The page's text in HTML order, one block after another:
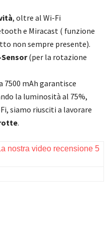
, oltre al Wi-Fi
e Miracast ( funzione
non sempre presente).
Sensor(per la rotazione
7500 mAh garantisce
la luminosità al 75%,
siamo riusciti a lavorare
.